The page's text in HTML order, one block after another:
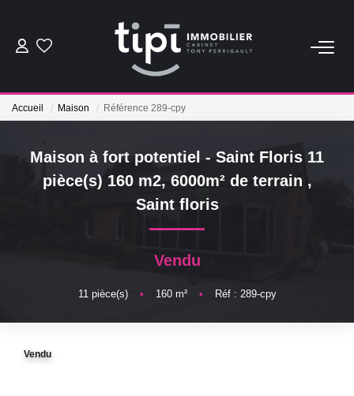
ACHETER
Nos Biens Locations
Nos Biens Loués
Accueil Maison Référence 289-cpy
Maison à fort potentiel - Saint Floris 11
pièce(s) 160 m2, 6000m² de terrain ,
Saint floris
Vendu
11 pièce(s) • 160m² • Réf : 289-cpy
Vendu